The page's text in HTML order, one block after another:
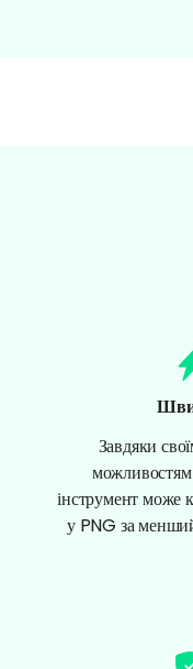
Завдяки
інструмент може
у PNG за